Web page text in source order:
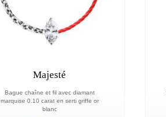
Majesté
Bague chaîne et fil avec diamant
marquise 0.10 carat en serti griffe or
blanc